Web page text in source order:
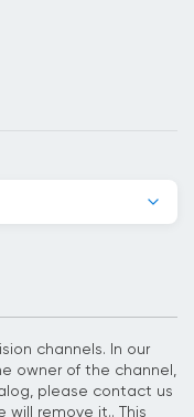
channels. In our
owner of the channel,
please contact us
remove it.. This